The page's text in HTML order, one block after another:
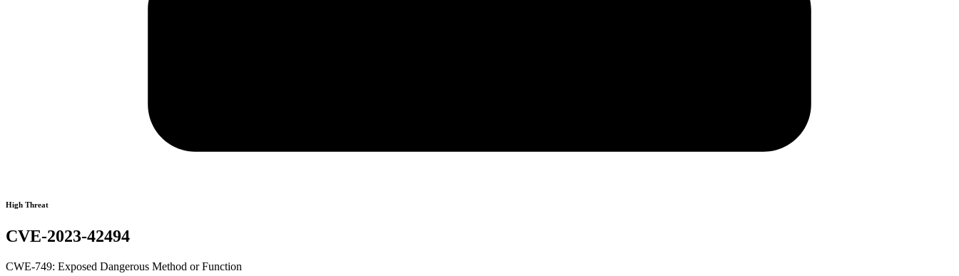
High Threat
CVE-2023-42494
CWE-749: Exposed Dangerous Method or Function